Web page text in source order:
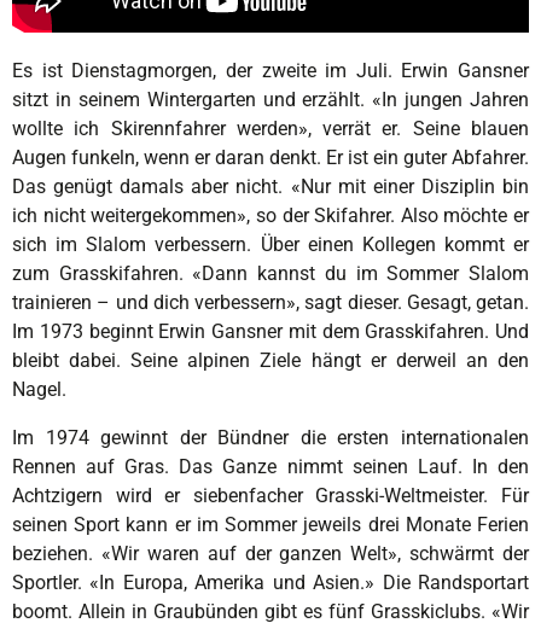
Es ist Dienstagmorgen, der zweite im Juli. Erwin Gansner
sitzt in seinem Wintergarten und erzählt. «In jungen Jahren
wollte ich Skirennfahrer werden», verrät er. Seine blauen
Augen funkeln, wenn er daran denkt. Er ist ein guter Abfahrer.
Das genügt damals aber nicht. «Nur mit einer Disziplin bin
ich nicht weitergekommen», so der Skifahrer. Also möchte er
sich im Slalom verbessern. Über einen Kollegen kommt er
zum Grasskifahren. «Dann kannst du im Sommer Slalom
trainieren – und dich verbessern», sagt dieser. Gesagt, getan.
Im 1973 beginnt Erwin Gansner mit dem Grasskifahren. Und
bleibt dabei. Seine alpinen Ziele hängt er derweil an den
Nagel.
Im 1974 gewinnt der Bündner die ersten internationalen
Rennen auf Gras. Das Ganze nimmt seinen Lauf. In den
Achtzigern wird er siebenfacher Grasski-Weltmeister. Für
seinen Sport kann er im Sommer jeweils drei Monate Ferien
beziehen. «Wir waren auf der ganzen Welt», schwärmt der
Sportler. «In Europa, Amerika und Asien.» Die Randsportart
boomt. Allein in Graubünden gibt es fünf Grasskiclubs. «Wir